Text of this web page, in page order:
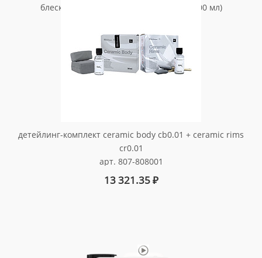
блеска и гидрофобными свойствами (500 мл)
детейлинг-комплект ceramic body cb0.01 + ceramic rims
cr0.01
арт. 807-808001
13 321.35₽